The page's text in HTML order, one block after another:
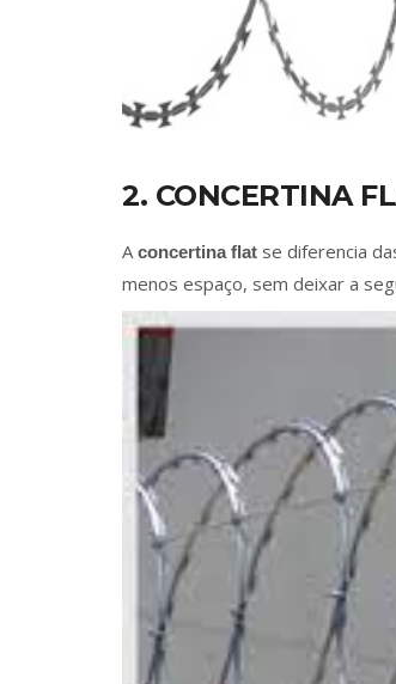
2. CONCERTINA
A concertina flat se diferencia
menos espaço, sem deixar a